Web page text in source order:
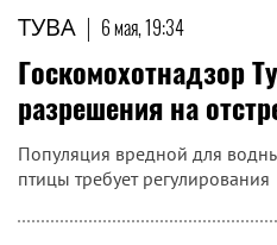
ТУВА | 6 мая, 19:34
Госкомохотнадзор
разрешения на
Популяция вредной для
птицы требует регулирования